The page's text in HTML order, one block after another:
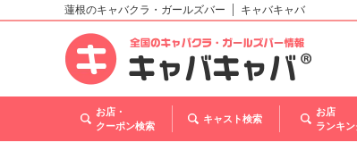
北海道
東北
甲信越・北陸
関西
蓮根のキャバクラ・ガールズバー キャバキャバ
お店・
クーポン検索
キャスト検索
お店
ランキン